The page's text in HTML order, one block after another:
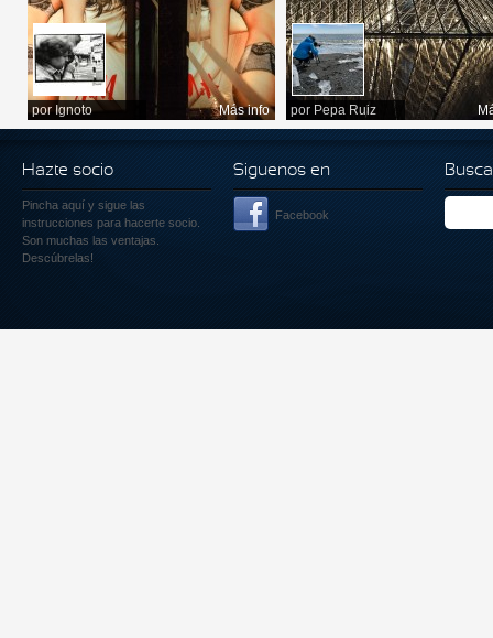
por Ignoto Más info por Pepa Ruiz
Hazte socio
Pincha aquí y sigue las
instrucciones para hacerte socio.
Son muchas las ventajas.
Descúbrelas!
Siguenos en
Facebook